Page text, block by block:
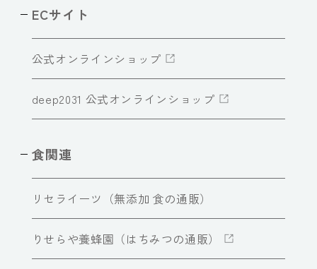
ECサイト
公式オンラインショップ
deep2031 公式オンラインショップ
食関連
リセライーツ（無添加 食の通販）
りせらや養蜂園（はちみつの通販）